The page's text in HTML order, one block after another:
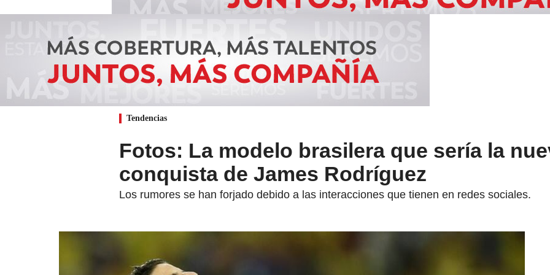
Tendencias
Fotos: La modelo brasilera que sería la
conquista de James Rodríguez
Los rumores se han forjado debido a las interacciones que tienen en redes sociales.